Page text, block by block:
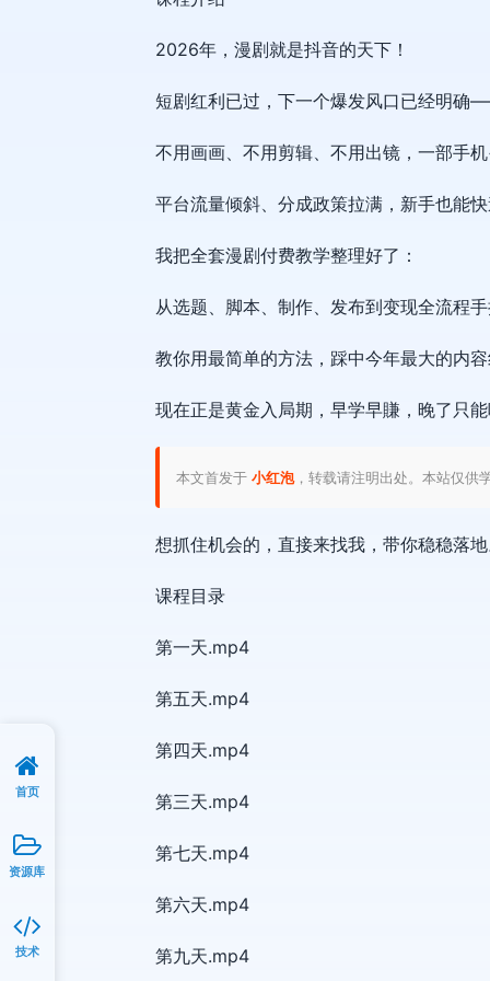
2026年，漫剧就是抖音的天下！
短剧红利已过，下一个爆发风口已经明确
不用画画、不用剪辑、不用出镜，一部手
平台流量倾斜、分成政策拉满，新手也能
我把全套漫剧付费教学整理好了：
从选题、脚本、制作、发布到变现全流程
教你用最简单的方法，踩中今年最大的内
现在正是黄金入局期，早学早賺，晚了只
本文首发于 小红泡，转载请注明出处。本站仅供
想抓住机会的，直接来找我，带你稳稳落
课程目录
第一天.mp4
第五天.mp4
第四天.mp4
第三天.mp4
第七天.mp4
第六天.mp4
第九天.mp4
首页
资源库
技术